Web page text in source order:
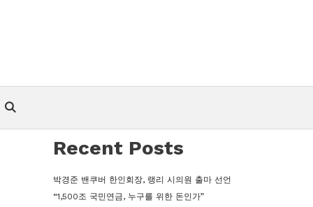
Recent Posts
박경준 밴쿠버 한인회장, 랭리 시의원 출마 선언
“1,500조 국민연금, 누구를 위한 돈인가”